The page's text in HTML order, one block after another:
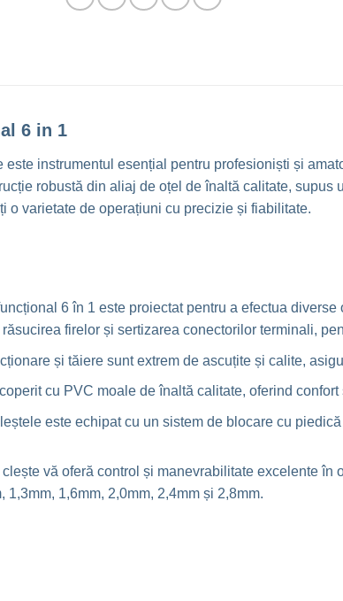
6 in 1
este instrumentul esențial pentru profesioniști și
robustă din aliaj de oțel de înaltă calitate,
o varietate de operațiuni cu precizie și fiabilitate.
6 în 1 este proiectat pentru a efectua
firelor și sertizarea conectorilor terminali,
și tăiere sunt extrem de ascuțite și calite,
cu PVC moale de înaltă calitate, oferind
este echipat cu un sistem de blocare cu
vă oferă control și manevrabilitate excelente
1,6mm, 2,0mm, 2,4mm și 2,8mm.